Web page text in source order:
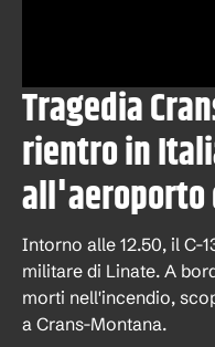
Tragedia
rientro in
all'aeroporto
Intorno alle 12.50, il C-
militare di Linate. A
morti nell'incendio,
a Crans-Montana.